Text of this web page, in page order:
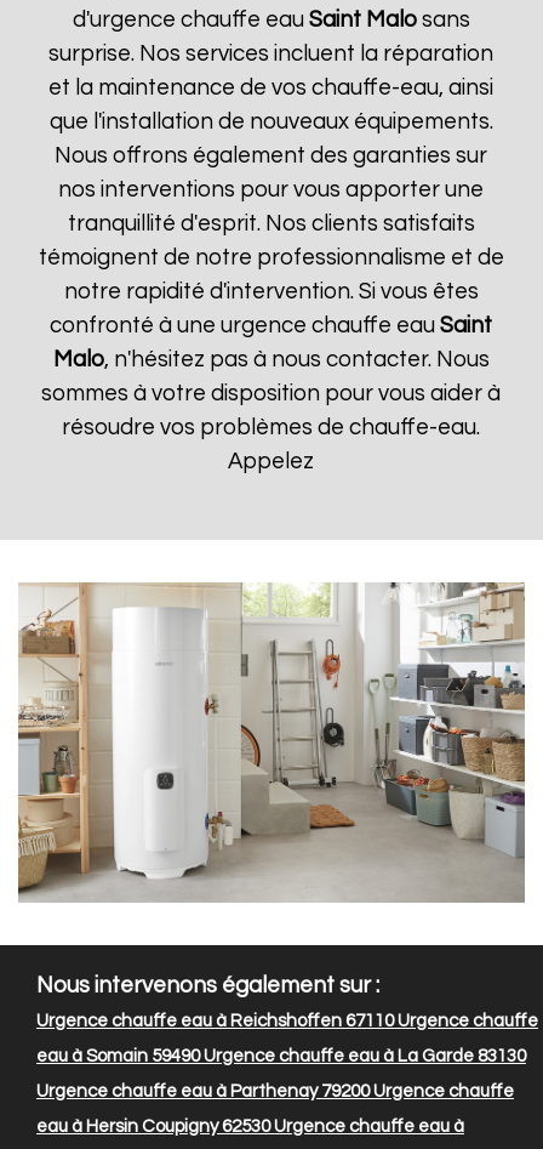
d'urgence chauffe eau Saint Malosans
surprise. Nos services incluent la réparation
et la maintenance de vos chauffe-eau, ainsi
que l'installation de nouveaux équipements.
Nous offrons également des garanties sur
nos interventions pour vous apporter une
tranquillité d'esprit. Nos clients satisfaits
témoignent de notre professionnalisme et de
notre rapidité d'intervention. Si vous êtes
confronté à une urgence chauffe eauSaint
Malo, n'hésitez pas à nous contacter. Nous
sommes à votre disposition pour vous aider à
résoudre vos problèmes de chauffe-eau.
Appelez
Nous intervenons également sur :
Urgence chauffe eau à Reichshoffen 67110Urgence chauffe
eau à Somain 59490Urgence chauffe eau à La Garde 83130
Urgence chauffe eau à Parthenay 79200Urgence chauffe
eau à Hersin Coupigny 62530Urgence chauffe eau à